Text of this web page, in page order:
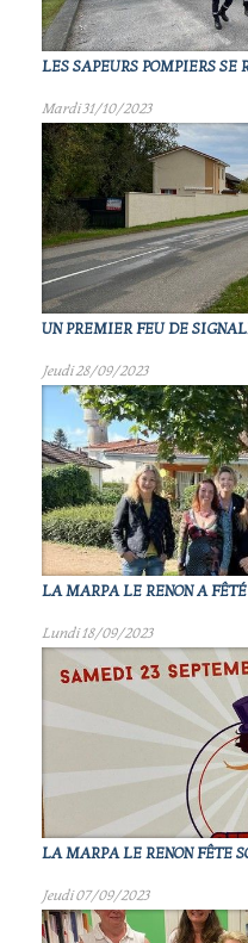
LES SAPEURS POMPIERS
Mardi 31/10/2023
UN PREMIER FEU DE
Jeudi 28/09/2023
LA MARPA LE RENON A
Lundi 18/09/2023
LA MARPA LE RENON FÊTE
Jeudi 07/09/2023